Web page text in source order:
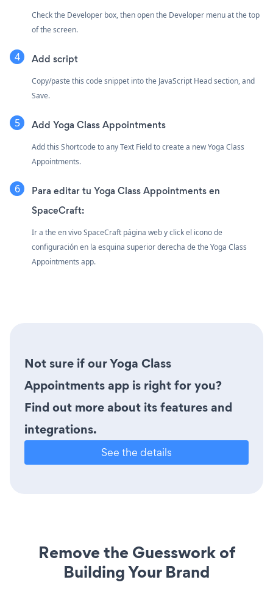
Check the Developer box, then open the Developer menu at the top
of the screen.
Add script
Copy/paste this code snippet into the JavaScript Head section, and
Save.
Add Yoga Class Appointments
Add this Shortcode to any Text Field to create a new Yoga Class
Appointments.
Para editar tu Yoga Class Appointments en
SpaceCraft:
Ir a the en vivo SpaceCraft página web y click el icono de
configuraciónen la esquina superior derecha de the Yoga Class
Appointments app.
Not sure if our Yoga Class
Appointments app is right for you?
Find out more about its features and
integrations.
See the details
Remove the Guesswork of
Building Your Brand